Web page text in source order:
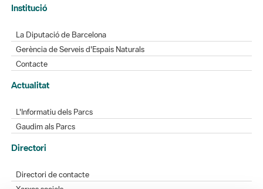
Institució
La Diputació de Barcelona
Gerència de Serveis d'Espais Naturals
Contacte
Actualitat
L'Informatiu dels Parcs
Gaudim als Parcs
Directori
Directori de contacte